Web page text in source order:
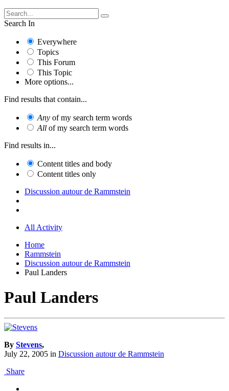
Search In
Everywhere
Topics
This Forum
This Topic
More options...
Find results that contain...
Any of my search term words
All of my search term words
Find results in...
Content titles and body
Content titles only
Discussion autour de Rammstein
All Activity
Home
Rammstein
Discussion autour de Rammstein
Paul Landers
Paul Landers
By Stevens,
July 22, 2005 in Discussion autour de Rammstein
Share